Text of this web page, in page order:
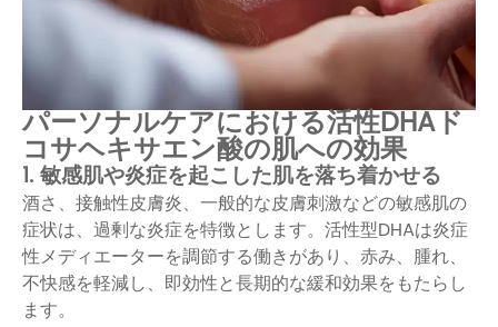
パーソナルケアにおける活性DHAド
コサヘキサエン酸の肌への効果
1. 敏感肌や炎症を起こした肌を落ち着かせる
酒さ、接触性皮膚炎、一般的な皮膚刺激などの敏感肌の
症状は、過剰な炎症を特徴とします。活性型DHAは炎症
性メディエーターを調節する働きがあり、赤み、腫れ、
不快感を軽減し、即効性と長期的な緩和効果をもたらし
ます。